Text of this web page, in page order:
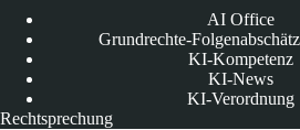
AI Office
Grundrechte-
KI-Kompetenz
KI-News
KI-Verordnung
Rechtsprechung